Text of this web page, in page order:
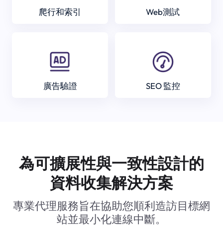
爬行和索引 Web測試
廣告驗證 SEO 監控
為可擴展性與一致性設計的
資料收集解決方案
專業代理服務旨在協助您順利造訪目標網
站並最小化連線中斷。